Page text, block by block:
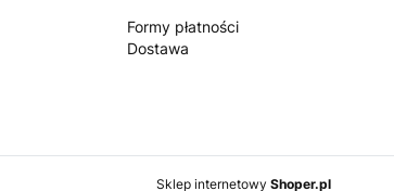
Formy płatności
Dostawa
Sklep internetowy Shoper.pl